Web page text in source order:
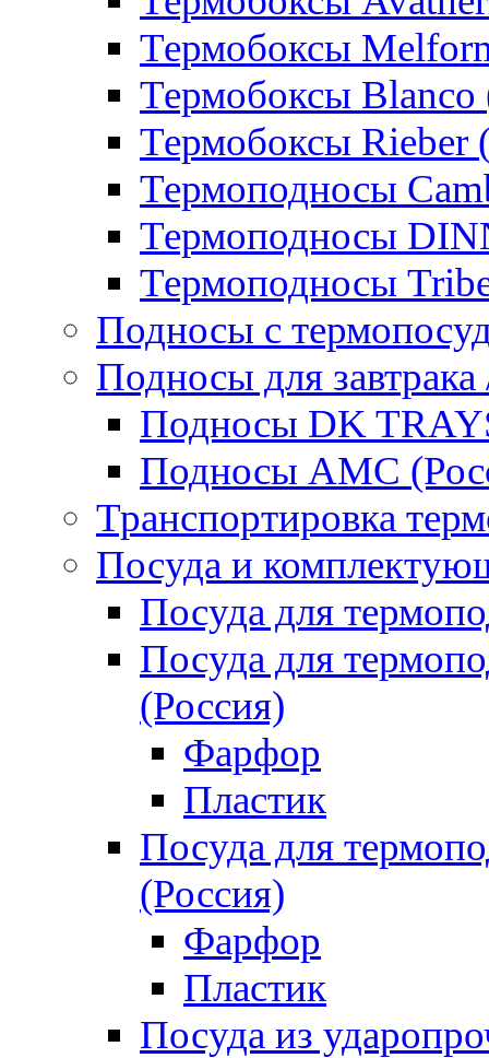
Термобоксы
Термобоксы Blanco
Термобоксы Rieber
Термоподносы
Термоподносы
Термоподносы
Подносы с
Подносы для завтрака
Подносы DK
Подносы AMC
Транспортировка
Посуда и
Посуда для
Посуда для
(Россия)
Фарфор
Пластик
Посуда для
(Россия)
Фарфор
Пластик
Посуда из